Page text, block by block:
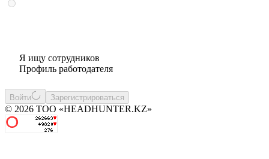
Я ищу сотрудников
Профиль работодателя
Войти Зарегистрироваться
© 2026 ТОО «HEADHUNTER.KZ»